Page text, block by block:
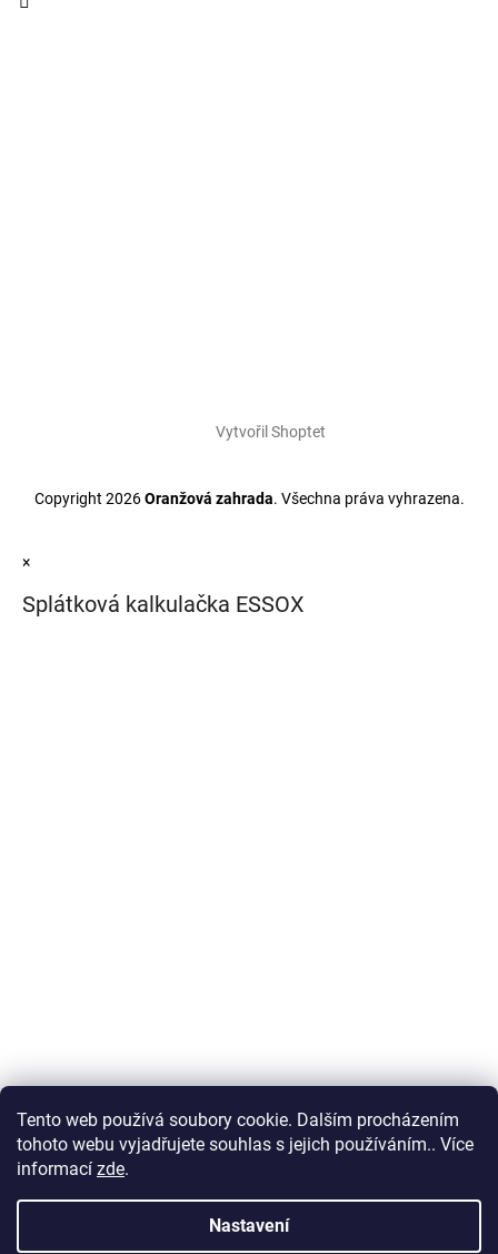
Tento web používá soubory cookie. Dalším procházením
tohoto webu vyjadřujete souhlas s jejich používáním.. Více
informací zde.
Nastavení
Vytvořil Shoptet
Copyright 2026Oranžová zahrada. Všechna práva vyhrazena.
×
Splátková kalkulačka ESSOX